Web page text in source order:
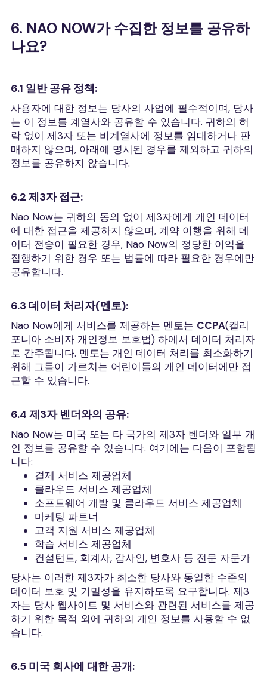
6. NAO NOW가 수집한 정보를 공유하
나요?
6.1 일반 공유 정책:
사용자에 대한 정보는 당사의 사업에 필수적이며, 당사
는 이 정보를 계열사와 공유할 수 있습니다. 귀하의 허
락 없이 제3자 또는 비계열사에 정보를 임대하거나 판
매하지 않으며, 아래에 명시된 경우를 제외하고 귀하의
정보를 공유하지 않습니다.
6.2 제3자 접근:
Nao Now는 귀하의 동의 없이 제3자에게 개인 데이터
에 대한 접근을 제공하지 않으며, 계약 이행을 위해 데
이터 전송이 필요한 경우, Nao Now의 정당한 이익을
집행하기 위한 경우 또는 법률에 따라 필요한 경우에만
공유합니다.
6.3 데이터 처리자(멘토):
Nao Now에게 서비스를 제공하는 멘토는 CCPA(캘리
포니아 소비자 개인정보 보호법) 하에서 데이터 처리자
로 간주됩니다. 멘토는 개인 데이터 처리를 최소화하기
위해 그들이 가르치는 어린이들의 개인 데이터에만 접
근할 수 있습니다.
6.4 제3자 벤더와의 공유:
Nao Now는 미국 또는 타 국가의 제3자 벤더와 일부 개
인 정보를 공유할 수 있습니다. 여기에는 다음이 포함됩
니다:
결제 서비스 제공업체
클라우드 서비스 제공업체
소프트웨어 개발 및 클라우드 서비스 제공업체
마케팅 파트너
고객 지원 서비스 제공업체
학습 서비스 제공업체
컨설턴트, 회계사, 감사인, 변호사 등 전문 자문가
당사는 이러한 제3자가 최소한 당사와 동일한 수준의
데이터 보호 및 기밀성을 유지하도록 요구합니다. 제3
자는 당사 웹사이트 및 서비스와 관련된 서비스를 제공
하기 위한 목적 외에 귀하의 개인 정보를 사용할 수 없
습니다.
6.5 미국 회사에 대한 공개: